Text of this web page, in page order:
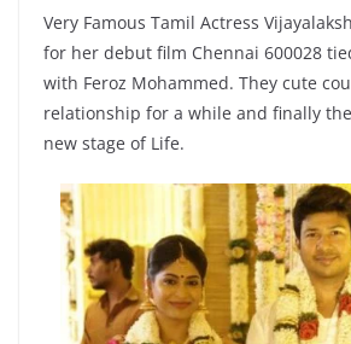
Very Famous Tamil Actress
for her debut film Chennai 600028
with Feroz Mohammed. They cute
relationship for a while and finally
new stage of Life.